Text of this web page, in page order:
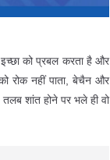
इच्छा को प्रबल करता है और
रोक नहीं पाता, बेचैन और
शांत होने पर भले ही वो